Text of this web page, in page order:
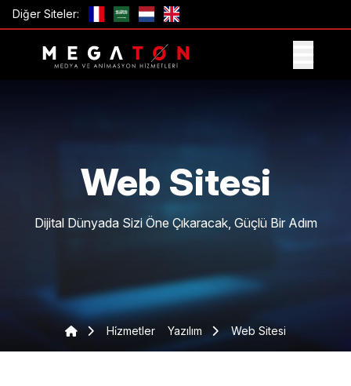
Diğer Siteler:
Web Sitesi
Dijital Dünyada Sizi Öne Çıkaracak, Güçlü Bir Adım
Hi̇zmetler Yazılım Web Sitesi